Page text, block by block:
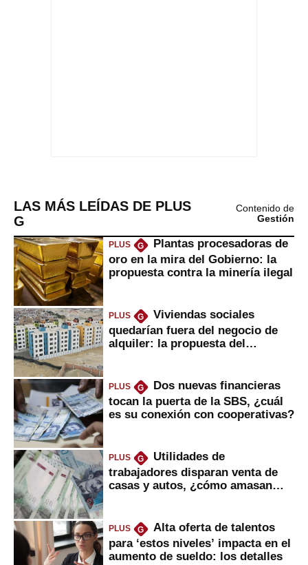
LAS MÁS LEÍDAS DE PLUS
G
Contenido de
Gestión
PLUS G
Plantas procesadoras de
oro en la mira del Gobierno: la
propuesta contra la minería ilegal
PLUS G
Viviendas sociales
quedarían fuera del negocio de
alquiler: la propuesta del
PLUS G
Dos nuevas financieras
tocan la puerta de la SBS, ¿cuál
es su conexión con cooperativas?
PLUS G
Utilidades de
trabajadores disparan venta de
casas y autos, ¿cómo amasan
PLUS G
Alta oferta de talentos
para ‘estos niveles’ impacta en el
aumento de sueldo: los detalles